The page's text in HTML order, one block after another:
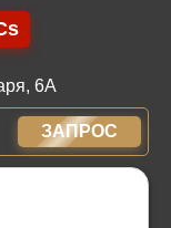
6А
ЗАПРОС